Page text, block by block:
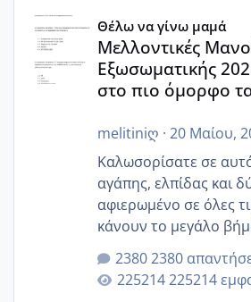
Μελλοντικές Μανούλες
Θέλω να γίνω μαμά
Μελλοντικές
Εξωσωματικής
στο πιο όμορφο
melitiniღ · 20 Μαίου,
Καλωσορίσατε σε
αγάπης, ελπίδας και
αφιερωμένο σε όλες
κάνουν το μεγάλο
μητρότητα μέσω
Εδώ θα μοιραστούμε
εμπειρίες και κάθε
2380
225214